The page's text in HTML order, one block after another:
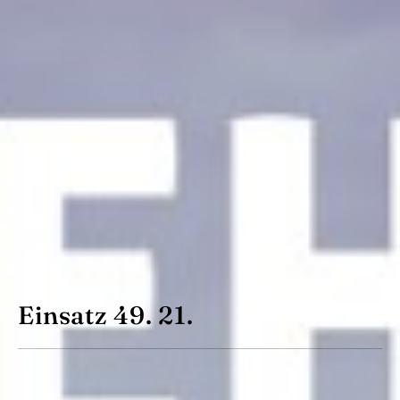
Einsatz 49. 21.